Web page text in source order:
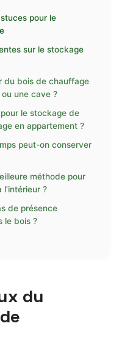
pour le
sur le stockage
du bois de chauffage
une cave ?
le stockage de
en appartement ?
peut-on conserver
méthode pour
?
de présence
le bois ?
du